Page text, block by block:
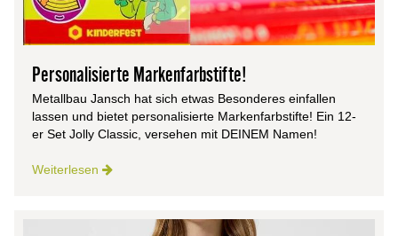
Personalisierte Markenfarbstifte!
Metallbau Jansch hat sich etwas Besonderes einfallen
lassen und bietet personalisierte Markenfarbstifte! Ein 12-
er Set Jolly Classic, versehen mit DEINEM Namen!
Weiterlesen